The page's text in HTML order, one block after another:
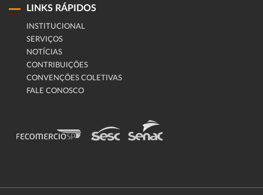
LINKS RÁPIDOS
INSTITUCIONAL
SERVIÇOS
NOTÍCIAS
CONTRIBUIÇÕES
CONVENÇÕES COLETIVAS
FALE CONOSCO